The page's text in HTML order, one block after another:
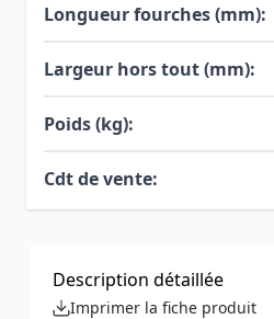
Longueur fourches (mm):
Largeur hors tout (mm):
Poids (kg):
Cdt de vente:
Description détaillée
Imprimer la fiche produit